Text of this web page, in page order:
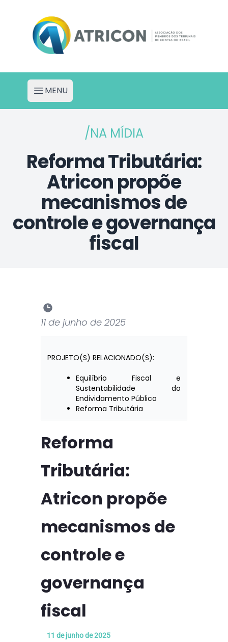
Atricon - Portal de Projetos
Abrir menu
MENU
/NA MÍDIA
Reforma Tributária:
Atricon propõe
mecanismos de
controle e governança
fiscal
11 de junho de 2025
PROJETO(S) RELACIONADO(S):
Equilíbrio Fiscal e
Sustentabilidade do
Endividamento Público
Reforma Tributária
Reforma
Tributária:
Atricon propõe
mecanismos de
controle e
governança
fiscal
11 de junho de 2025